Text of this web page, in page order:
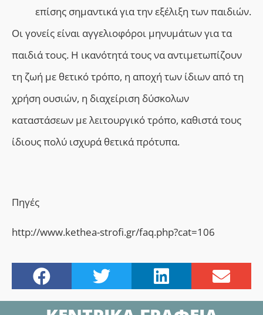
επίσης σημαντικά για την εξέλιξη των παιδιών.
Οι γονείς είναι αγγελιοφόροι μηνυμάτων για τα
παιδιά τους. Η ικανότητά τους να αντιμετωπίζουν
τη ζωή με θετικό τρόπο, η αποχή των ίδιων από τη
χρήση ουσιών, η διαχείριση δύσκολων
καταστάσεων με λειτουργικό τρόπο, καθιστά τους
ίδιους πολύ ισχυρά θετικά πρότυπα.
Πηγές
http://www.kethea-strofi.gr/faq.php?cat=106